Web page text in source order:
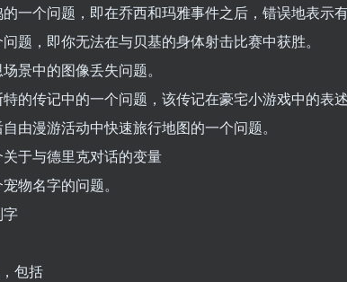
一个问题，即在乔西和玛雅事件之后，错误地表示有
题，即你无法在与贝基的身体射击比赛中获胜。
景中的图像丢失问题。
的传记中的一个问题，该传记在豪宅小游戏中的表述
由漫游活动中快速旅行地图的一个问题。
于与德里克对话的变量
物名字的问题。
字
包括